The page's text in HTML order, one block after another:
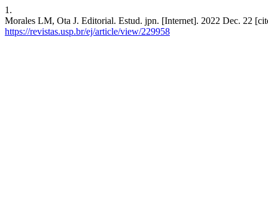
1.
Morales LM, Ota J. Editorial. Estud. jpn. [Internet]. 2022 Dec. 22
https://revistas.usp.br/ej/article/view/229958